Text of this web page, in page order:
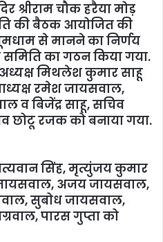
श्रीराम चौक हरैया मोड़
की बैठक आयोजित की
से मानने का निर्णय
का गठन किया गया.
मिथलेश कुमार साहू
रमेश जायसवाल,
व बिजेंद्र साहू, सचिव
छोटू रजक को बनाया गया.
सिंह, मृत्युंजय कुमार
अजय जायसवाल,
सुबोध जायसवाल,
पारस गुप्ता को